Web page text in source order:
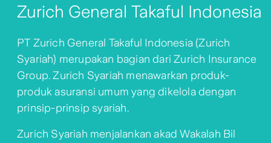
Zurich General Takaful Indonesia
PT Zurich General Takaful Indonesia (Zurich
Syariah) merupakan bagian dari Zurich Insurance
Group. Zurich Syariah menawarkan produk-
produk asuransi umum yang dikelola dengan
prinsip-prinsip syariah.
Zurich Syariah menjalankan akad Wakalah Bil